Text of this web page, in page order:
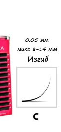
переводит, при
стирается не
Хороший гель,
Илья
3 октября